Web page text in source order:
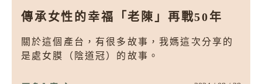
傳承女性的幸福「老陳」再戰50年
關於這個產台，有很多故事，我媽這次分享的
是處女膜（陰道冠）的故事。